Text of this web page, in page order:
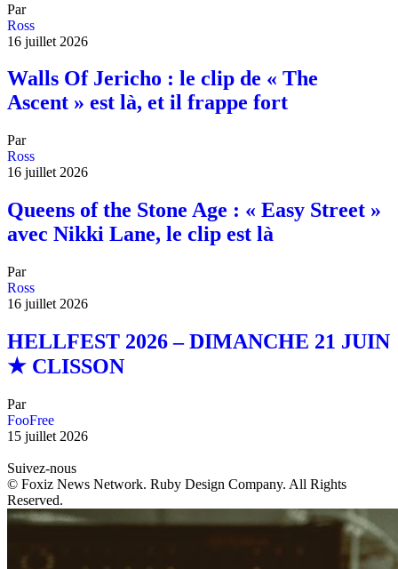
Par
Ross
16 juillet 2026
Walls Of Jericho : le clip de « The
Ascent » est là, et il frappe fort
Par
Ross
16 juillet 2026
Queens of the Stone Age : « Easy Street »
avec Nikki Lane, le clip est là
Par
Ross
16 juillet 2026
HELLFEST 2026 – DIMANCHE 21 JUIN
★ CLISSON
Par
FooFree
15 juillet 2026
Suivez-nous
© Foxiz News Network. Ruby Design Company. All Rights
Reserved.